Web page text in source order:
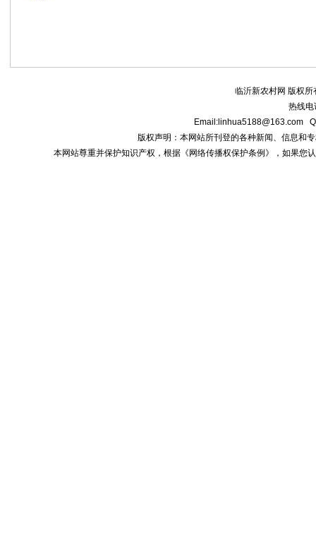
临沂新农村网 版权所
热线
Email:linhua5188@163.com
版权声明：本网站所刊登的各种新闻、信息和
本网站尊重并保护知识产权，根据《网络传播权保护条例》，如果您